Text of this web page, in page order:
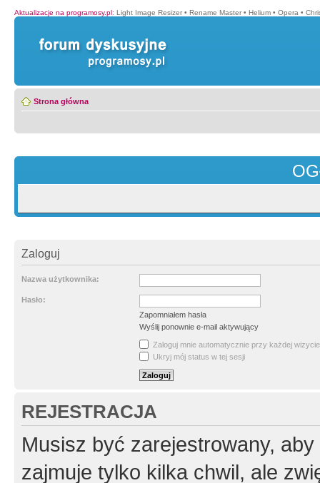
Aktualizacje na programosy.pl: Light Image Resizer • Rename Master • Helium • Opera •
Strona główna
Zaloguj
Nazwa użytkownika:
Hasło:
Zapomniałem hasła
Wyślij ponownie e-mail aktywujący
Zaloguj mnie automatycznie przy każdej wizycie
Ukryj mój status w tej sesji
REJESTRACJA
Musisz być zarejestrowany,
zajmuje tylko kilka chwil, ale